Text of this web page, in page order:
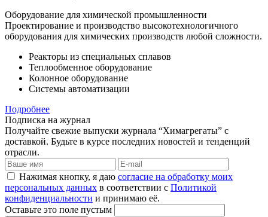
Оборудование для химической промышленности
Проектирование и производство высокотехнологичного
оборудования для химических производств любой сложности.
Реакторы из специальных сплавов
Теплообменное оборудование
Колонное оборудование
Системы автоматизации
Подробнее
Подписка на журнал
Получайте свежие выпуски журнала “Химагрегаты” с
доставкой. Будьте в курсе последних новостей и тенденций
отрасли.
Нажимая кнопку, я даю согласие на обработку моих
персональных данных в соответствии с Политикой
конфиденциальности и принимаю её.
Оставьте это поле пустым